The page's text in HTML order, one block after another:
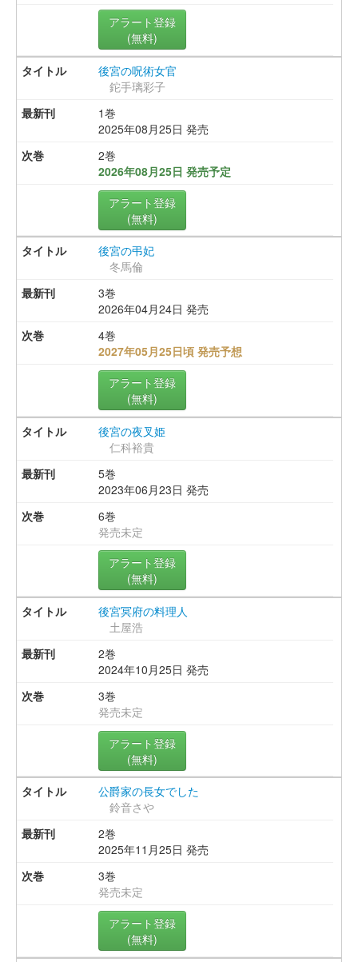
アラート登録
(無料)
後宮の呪術女官
鉈手璃彩子
1巻
2025年08月25日 発売
2巻
2026年08月25日 発売予定
アラート登録
(無料)
後宮の弔妃
冬馬倫
3巻
2026年04月24日 発売
4巻
2027年05月25日頃 発売予想
アラート登録
(無料)
後宮の夜叉姫
仁科裕貴
5巻
2023年06月23日 発売
6巻
発売未定
アラート登録
(無料)
後宮冥府の料理人
土屋浩
2巻
2024年10月25日 発売
3巻
発売未定
アラート登録
(無料)
公爵家の長女でした
鈴音さや
2巻
2025年11月25日 発売
3巻
発売未定
アラート登録
(無料)